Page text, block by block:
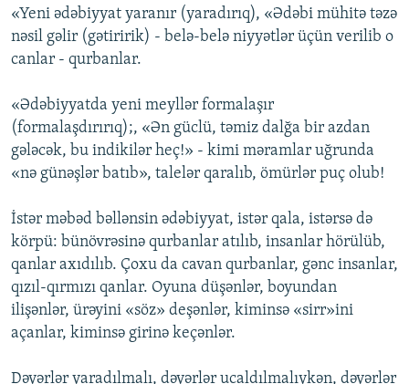
«Yeni ədəbiyyat yaranır (yaradırıq), «Ədəbi mühitə təzə
nəsil gəlir (gətiririk) - belə-belə niyyətlər üçün verilib o
canlar - qurbanlar.
«Ədəbiyyatda yeni meyllər formalaşır
(formalaşdırırıq);, «Ən güclü, təmiz dalğa bir azdan
gələcək, bu indikilər heç!» - kimi məramlar uğrunda
«nə günəşlər batıb», talelər qaralıb, ömürlər puç olub!
İstər məbəd bəllənsin ədəbiyyat, istər qala, istərsə də
körpü: bünövrəsinə qurbanlar atılıb, insanlar hörülüb,
qanlar axıdılıb. Çoxu da cavan qurbanlar, gənc insanlar,
qızıl-qırmızı qanlar. Oyuna düşənlər, boyundan
ilişənlər, ürəyini «söz» deşənlər, kiminsə «sirr»ini
açanlar, kiminsə girinə keçənlər.
Dəyərlər yaradılmalı, dəyərlər ucaldılmalıykən, dəyərlər